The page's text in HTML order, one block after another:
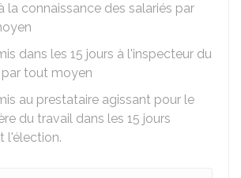
la connaissance des salariés par
dans les 15 jours à l'inspecteur du
tout moyen
au prestataire agissant pour le
du travail dans les 15 jours
l'élection.